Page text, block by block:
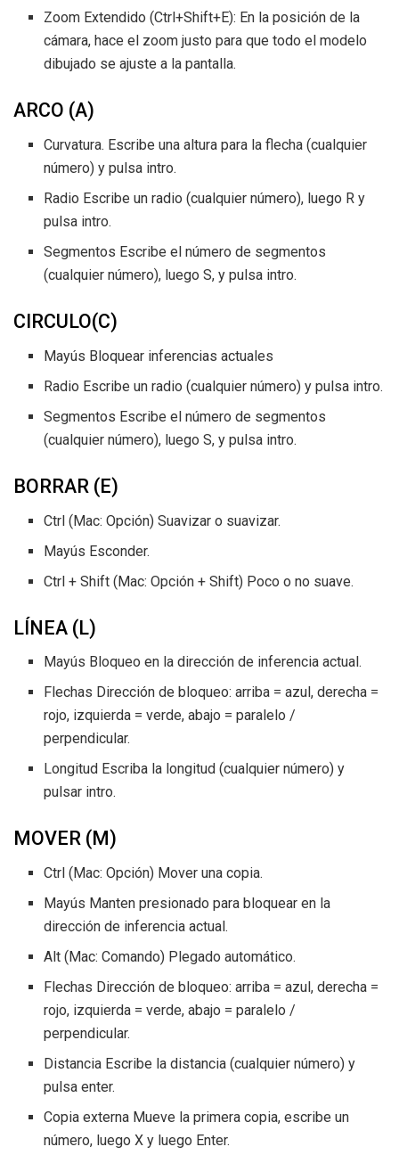
Zoom Extendido (Ctrl+Shift+E): En la posición de la
cámara, hace el zoom justo para que todo el modelo
dibujado se ajuste a la pantalla.
ARCO (A)
Curvatura. Escribe una altura para la flecha (cualquier
número) y pulsa intro.
Radio Escribe un radio (cualquier número), luego R y
pulsa intro.
Segmentos Escribe el número de segmentos
(cualquier número), luego S, y pulsa intro.
CIRCULO(C)
Mayús Bloquear inferencias actuales
Radio Escribe un radio (cualquier número) y pulsa intro.
Segmentos Escribe el número de segmentos
(cualquier número), luego S, y pulsa intro.
BORRAR (E)
Ctrl (Mac: Opción) Suavizar o suavizar.
Mayús Esconder.
Ctrl + Shift (Mac: Opción + Shift) Poco o no suave.
LÍNEA (L)
Mayús Bloqueo en la dirección de inferencia actual.
Flechas Dirección de bloqueo: arriba = azul, derecha =
rojo, izquierda = verde, abajo = paralelo /
perpendicular.
Longitud Escriba la longitud (cualquier número) y
pulsar intro.
MOVER (M)
Ctrl (Mac: Opción) Mover una copia.
Mayús Manten presionado para bloquear en la
dirección de inferencia actual.
Alt (Mac: Comando) Plegado automático.
Flechas Dirección de bloqueo: arriba = azul, derecha =
rojo, izquierda = verde, abajo = paralelo /
perpendicular.
Distancia Escribe la distancia (cualquier número) y
pulsa enter.
Copia externa Mueve la primera copia, escribe un
número, luego X y luego Enter.